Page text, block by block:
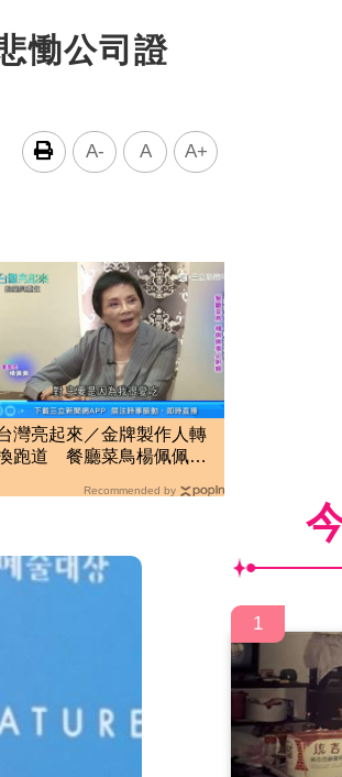
慟公司證
A- A A+
灣亮起來／金牌製作人轉
跑道 餐廳菜鳥楊佩佩事
Recommended by
1